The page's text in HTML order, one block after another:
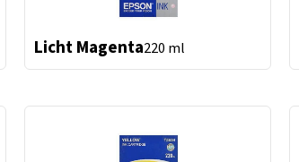
Licht Magenta220 ml